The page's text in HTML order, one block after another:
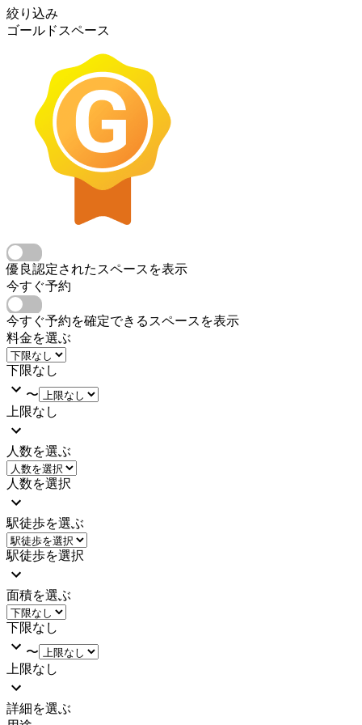
絞り込み
ゴールドスペース
優良認定されたスペースを表示
今すぐ予約
今すぐ予約を確定できるスペースを表示
料金を選ぶ
下限なし
〜
上限なし
人数を選ぶ
人数を選択
駅徒歩を選ぶ
駅徒歩を選択
面積を選ぶ
下限なし
〜
上限なし
詳細を選ぶ